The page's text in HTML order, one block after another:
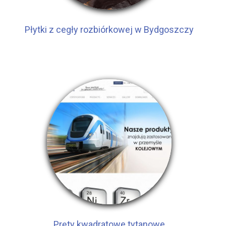
Płytki z cegły rozbiórkowej w Bydgoszczy